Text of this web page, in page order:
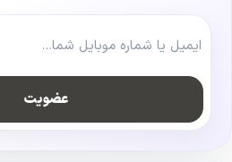
عضویت